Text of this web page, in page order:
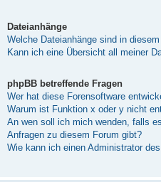
Dateianhänge
Welche Dateianhänge sind in
Kann ich eine Übersicht all meiner
phpBB betreffende Fragen
Wer hat diese Forensoftware
Warum ist Funktion x oder y nicht
An wen soll ich mich wenden, falls
Anfragen zu diesem Forum gibt?
Wie kann ich einen Administrator